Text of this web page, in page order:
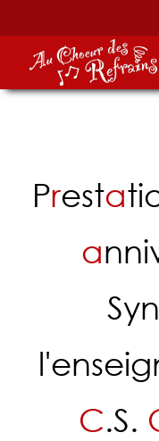
Presta
a
Syn
C.S.